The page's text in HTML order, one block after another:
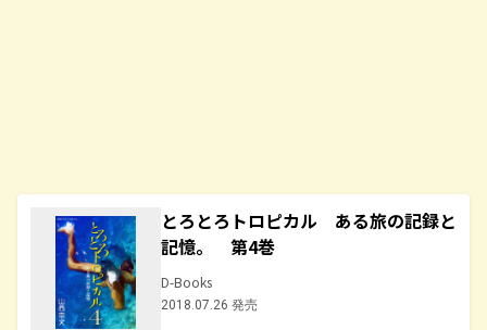
とろとろトロピカル ある旅の記録と
記憶。 第4巻
D-Books
2018.07.26 発売